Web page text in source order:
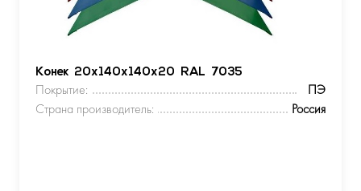
Конек 20х140х140х20 RAL 7035
Покрытие:
ПЭ
Страна производитель:
Россия